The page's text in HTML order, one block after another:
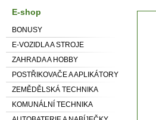
E-shop
BONUSY
E-VOZIDLA A STROJE
ZAHRADA A HOBBY
POSTŘIKOVAČE A APLIKÁTORY
ZEMĚDĚLSKÁ TECHNIKA
KOMUNÁLNÍ TECHNIKA